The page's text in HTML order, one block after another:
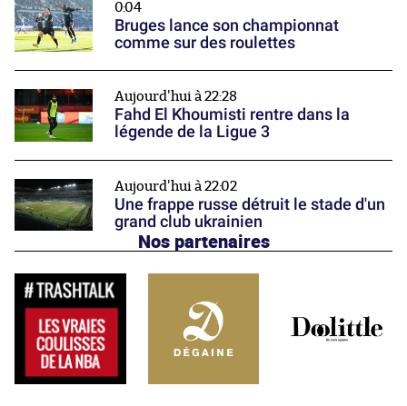
0:04
Bruges lance son championnat
comme sur des roulettes
Aujourd'hui à 22:28
Fahd El Khoumisti rentre dans la
légende de la Ligue 3
Aujourd'hui à 22:02
Une frappe russe détruit le stade d'un
grand club ukrainien
Nos partenaires